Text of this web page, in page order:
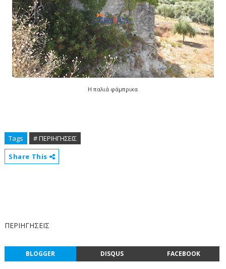
Η παλιά φάμπρικα
Tags
# ΠΕΡΙΗΓΗΣΕΙΣ
Share This
ΠΕΡΙΗΓΗΣΕΙΣ
BLOGGER DISQUS FACEBOOK